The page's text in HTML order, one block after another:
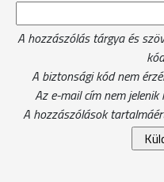
A hozzászólás tárgya és
A biztonsági kód nem
Az e-mail cím nem
A hozzászólások